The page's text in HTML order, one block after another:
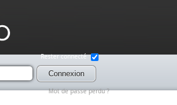
Rester connecté
Connexion
Mot de passe perdu ?